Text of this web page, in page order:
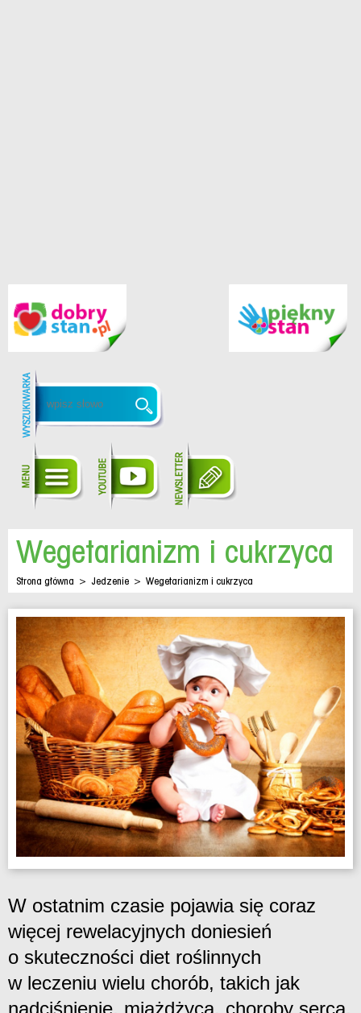
Wegetarianizm i cukrzyca
Strona główna > Jedzenie > Wegetarianizm i cukrzyca
W ostatnim czasie pojawia się coraz
więcej rewelacyjnych doniesień
o skuteczności diet roślinnych
w leczeniu wielu chorób, takich jak
nadciśnienie, miażdżyca, choroby serca,